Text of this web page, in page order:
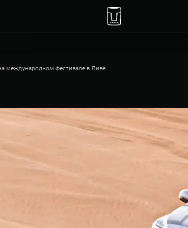
международном фестивале в Ливе